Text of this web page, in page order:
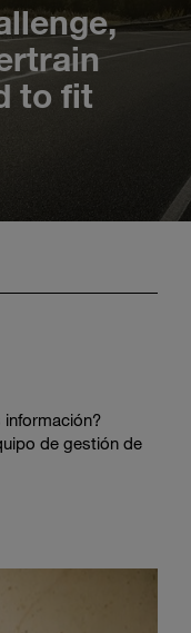
to fit
información?
de gestión de